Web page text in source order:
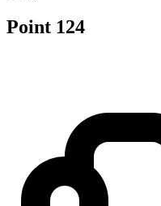
Point 124